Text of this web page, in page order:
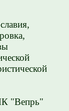
"Вепрь"